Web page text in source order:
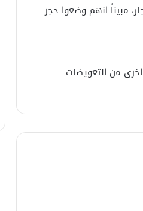
مبيناً انهم وضعوا حجر
هناك وجبات اخرى من التعويضات